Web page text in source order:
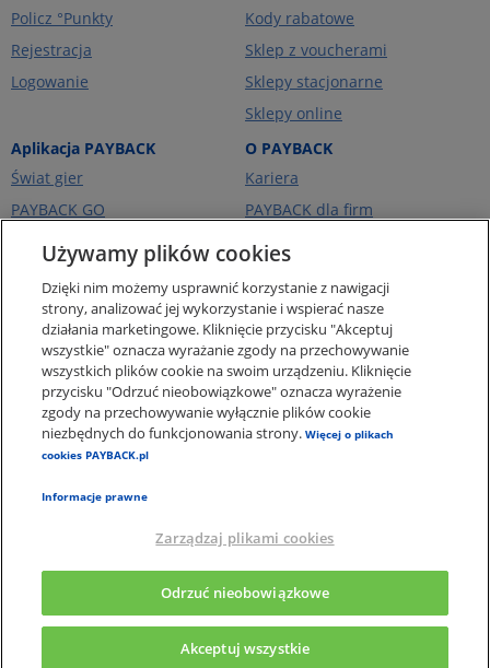
Policz °Punkty
Rejestracja
Logowanie
Kody rabatowe
Sklep z voucherami
Sklepy stacjonarne
Sklepy online
Aplikacja PAYBACK
Świat gier
PAYBACK GO
Ceny paliw
O PAYBACK
Kariera
PAYBACK dla firm
PAYBACK Ekstra
O firmie
Pomoc i kontakt
Pogotowie Punktowe -
punkty za zakupy online
Regulaminy i Ochrona
Danych
Polityka plików Cookies
×
Pobierz apkę, a punkty wymień na nagrody
Używamy plików cookies
Dzięki nim możemy usprawnić korzystanie z nawigacji
strony, analizować jej wykorzystanie i wspierać nasze
działania marketingowe. Kliknięcie przycisku "Akceptuj
wszystkie" oznacza wyrażanie zgody na przechowywanie
wszystkich plików cookie na swoim urządzeniu. Kliknięcie
przycisku "Odrzuć nieobowiązkowe" oznacza wyrażenie
zgody na przechowywanie wyłącznie plików cookie
niezbędnych do funkcjonowania strony.Więcej o plikach
cookies PAYBACK.pl
Informacje prawne
Zarządzaj plikami cookies
Odrzuć nieobowiązkowe
Akceptuj wszystkie